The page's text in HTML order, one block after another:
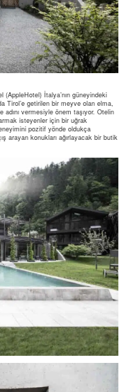
İtalya’nın güneyindeki
Tirol’e getirilen bir meyve olan elma,
vermesiyle önem taşıyor. Otelin
isteyenler için bir uğrak
pozitif yönde oldukça
arayan konukları ağırlayacak bir butik